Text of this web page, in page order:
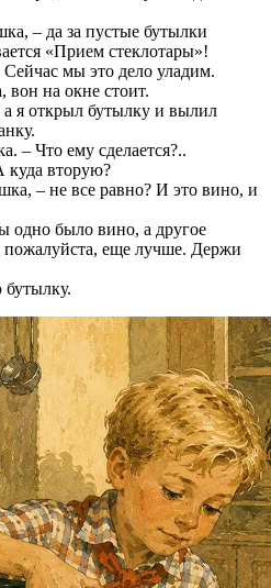
– да за пустые бутылки
«Прием стеклотары»!
мы это дело уладим.
вон на окне стоит.
я открыл бутылку и вылил
– Что ему сделается?..
куда вторую?
– не все равно? И это вино, и
одно было вино, а другое
пожалуйста, еще лучше. Держи